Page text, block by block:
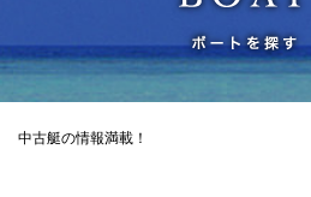
中古艇の情報満載！